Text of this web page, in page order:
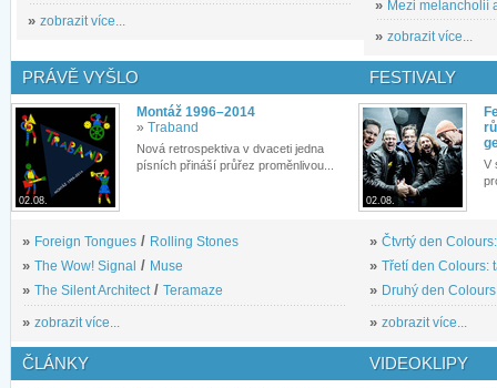
» zobrazit více...
» Mezi melancholií
» zobrazit více...
PRÁVĚ VYŠLO
02.08.
Montáž 1996–2014
» Traband
Nová retrospektiva v dvaceti jedna
písních přináší průřez proměnlivou...
» Foreign Tongues / Rolling Stones
» The Wow! Signal / Muse
» The Silent Architect/ Teramaze
» zobrazit více...
FESTIVALY
02.08.
V
» Čtvrtý den
» Třetí den Colours:
» Druhý den
» zobrazit více...
ČLÁNKY VIDEOKLIPY